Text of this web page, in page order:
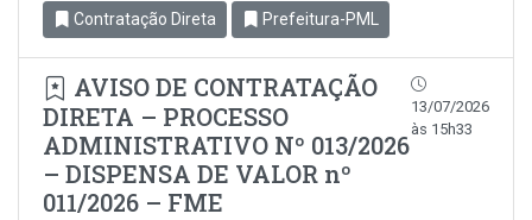
Contratação Direta Prefeitura-PML
AVISO DE CONTRATAÇÃO
DIRETA – PROCESSO
ADMINISTRATIVO Nº 013/2026
– DISPENSA DE VALOR nº
011/2026 – FME
13/07/2026
às 15h33